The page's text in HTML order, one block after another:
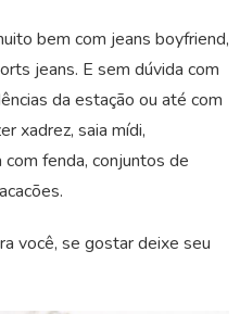
bem com jeans boyfriend,
jeans. E sem dúvida com
da estação ou até com
xadrez, saia mídi,
com fenda, conjuntos de
você, se gostar deixe seu